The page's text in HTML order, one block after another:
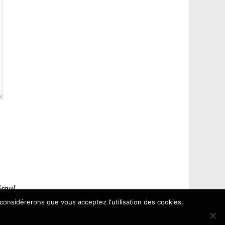
que vous acceptez l'utilisation des cookies.